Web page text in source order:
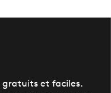
gratuits et faciles.